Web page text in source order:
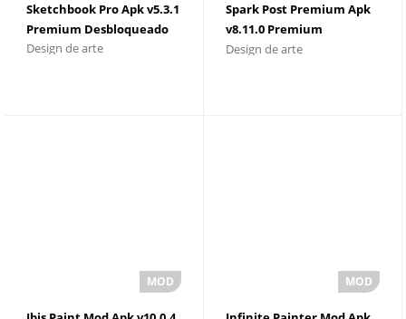
Sketchbook Pro Apk v5.3.1
Premium Desbloqueado
Design de arte
Spark Post Premium Apk
v8.11.0 Premium
Desbloqueado
Design de arte